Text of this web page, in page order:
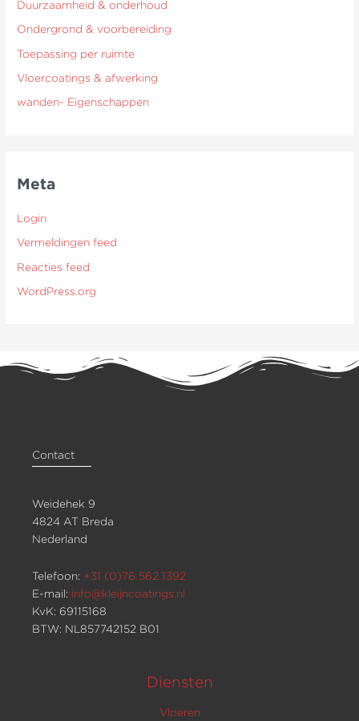
Duurzaamheid & onderhoud
Ondergrond & voorbereiding
Toepassing per ruimte
Vloercoatings & afwerking
wanden- Eigenschappen
Meta
Login
Vermeldingen feed
Reacties feed
WordPress.org
Contact
Weidehek 9
4824 AT Breda
Nederland
Telefoon: +31 (0)76 562 1392
E-mail: info@kleijncoatings.nl
KvK: 69115168
BTW: NL857742152 B01
Diensten
Vloeren